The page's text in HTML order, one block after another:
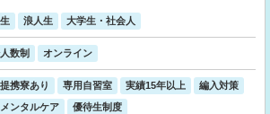
浪人生 大学生・社会人
数制 オンライン
提携寮あり 専用自習室 実績15年以上
編入対策
メンタルケア 優待生制度